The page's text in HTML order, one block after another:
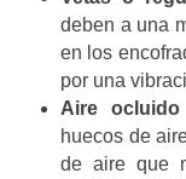
deben a una
en los
por una
Aire
huecos de
de aire que